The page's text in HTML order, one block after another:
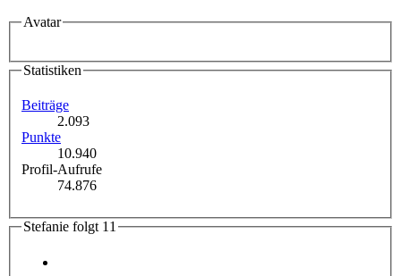
Avatar
Statistiken
Beiträge
2.093
Punkte
10.940
Profil-Aufrufe
74.876
Stefanie folgt 11